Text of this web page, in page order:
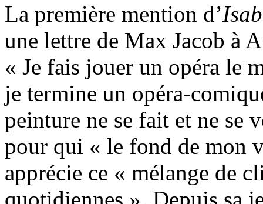
La première mention d’
une lettre de Max Jacob à
« Je fais jouer un opéra le
je termine un opéra-
peinture ne se fait et ne se
pour qui « le fond de mon
apprécie ce « mélange de
quotidiennes ». Depuis sa